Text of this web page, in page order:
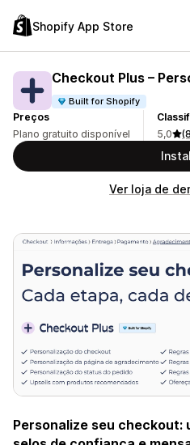
Shopify App Store
Checkout Plus –
Built for Shopify
Preços
Plano gratuito disponível
5,0
Ver loja de
Personalize seu checkout: